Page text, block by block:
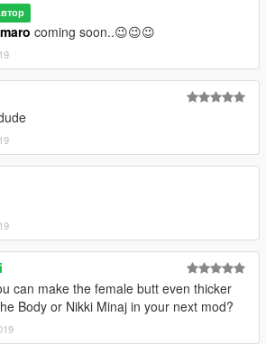
coming soon..😉😉😉
can make the female butt even thicker
Body or Nikki Minaj in your next mod?